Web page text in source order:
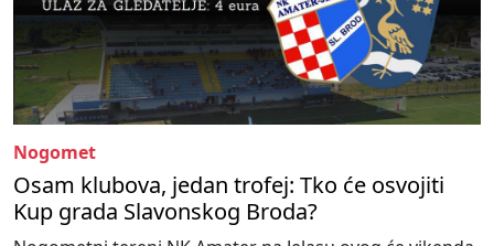
Nogomet
Osam klubova, jedan trofej: Tko će osvojiti
Kup grada Slavonskog Broda?